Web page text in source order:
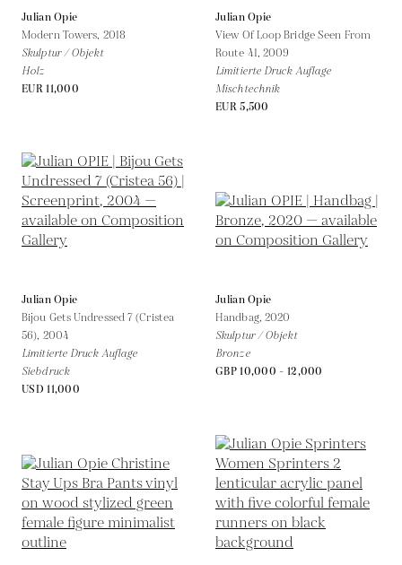
Julian Opie
Modern Towers, 2018
Skulptur / Objekt
Holz
EUR 11,000
Julian Opie
View Of Loop Bridge Seen From
Route 41, 2009
Limitierte Druck Auflage
Mischtechnik
EUR 5,500
Julian Opie
Bijou Gets Undressed 7 (Cristea
56), 2004
Limitierte Druck Auflage
Siebdruck
USD 11,000
Julian Opie
Handbag, 2020
Skulptur / Objekt
Bronze
GBP 10,000 - 12,000